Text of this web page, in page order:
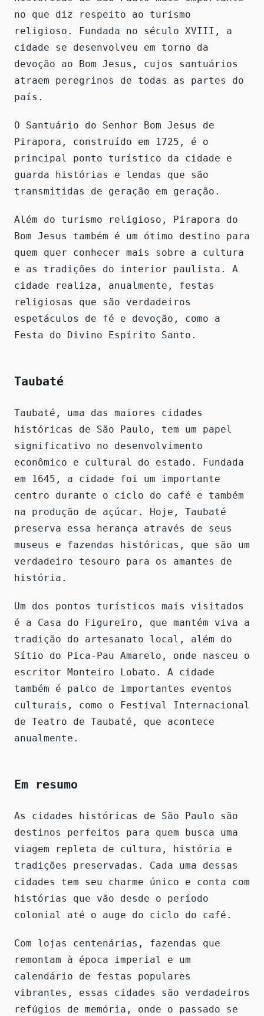
no que diz respeito ao turismo
religioso. Fundada no século XVIII, a
cidade se desenvolveu em torno da
devoção ao Bom Jesus, cujos santuários
atraem peregrinos de todas as partes do
país.
O Santuário do Senhor Bom Jesus de
Pirapora, construído em 1725, é o
principal ponto turístico da cidade e
guarda histórias e lendas que são
transmitidas de geração em geração.
Além do turismo religioso, Pirapora do
Bom Jesus também é um ótimo destino para
quem quer conhecer mais sobre a cultura
e as tradições do interior paulista. A
cidade realiza, anualmente, festas
religiosas que são verdadeiros
espetáculos de fé e devoção, como a
Festa do Divino Espírito Santo.
Taubaté
Taubaté, uma das maiores cidades
históricas de São Paulo, tem um papel
significativo no desenvolvimento
econômico e cultural do estado. Fundada
em 1645, a cidade foi um importante
centro durante o ciclo do café e também
na produção de açúcar. Hoje, Taubaté
preserva essa herança através de seus
museus e fazendas históricas, que são um
verdadeiro tesouro para os amantes de
história.
Um dos pontos turísticos mais visitados
é a Casa do Figureiro, que mantém viva a
tradição do artesanato local, além do
Sítio do Pica-Pau Amarelo, onde nasceu o
escritor Monteiro Lobato. A cidade
também é palco de importantes eventos
culturais, como o Festival Internacional
de Teatro de Taubaté, que acontece
anualmente.
Em resumo
As cidades históricas de São Paulo são
destinos perfeitos para quem busca uma
viagem repleta de cultura, história e
tradições preservadas. Cada uma dessas
cidades tem seu charme único e conta com
histórias que vão desde o período
colonial até o auge do ciclo do café.
Com lojas centenárias, fazendas que
remontam à época imperial e um
calendário de festas populares
vibrantes, essas cidades são verdadeiros
refúgios de memória, onde o passado se